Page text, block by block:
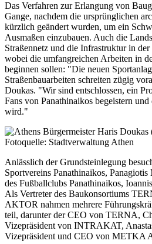
Das Verfahren zur Erlangung von
Gange, nachdem die ursprünglichen
kürzlich geändert wurden, um ein
Ausmaßen einzubauen. Auch die
Straßennetz und die Infrastruktur in
wobei die umfangreichen Arbeiten in
beginnen sollen: "Die neuen
Straßenbauarbeiten schreiten zügig
Doukas. "Wir sind entschlossen, ein
Fans von Panathinaikos begeistern
wird."
Anlässlich der Grundsteinlegung
Sportvereins Panathinaikos,
des Fußballclubs Panathinaikos,
Als Vertreter des Baukonsortiums
AKTOR nahmen mehrere
teil, darunter der CEO von TERNA,
Vizepräsident von INTRAKAT,
Vizepräsident und CEO von METKA